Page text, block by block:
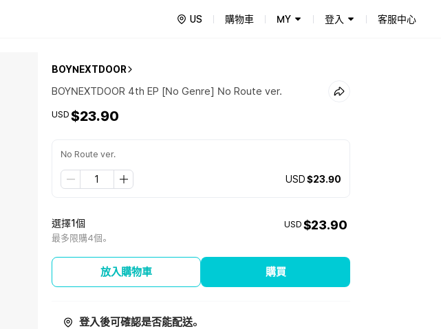
US 購物車 MY 登入 客服中心
BOYNEXTDOOR
BOYNEXTDOOR 4th EP [No Genre] No Route ver.
USD $23.90
No Route ver.
USD$23.90
選擇1個
最多限購4個。
USD $23.90
放入購物車 購買
登入後可確認是否能配送。